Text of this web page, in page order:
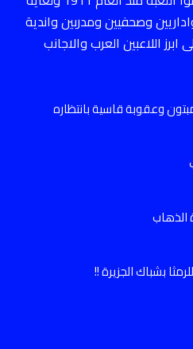
وصحفيين ومدربين واندية
اللاعبين العرب والاجانب
وعقوبة قاسية بانتظاره
الذهاب